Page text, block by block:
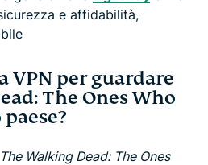
e affidabilità,
VPN per guardare
The Ones Who
The Walking Dead: The Ones